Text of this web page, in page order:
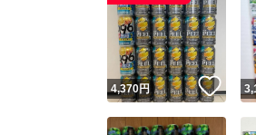
4,370円 い